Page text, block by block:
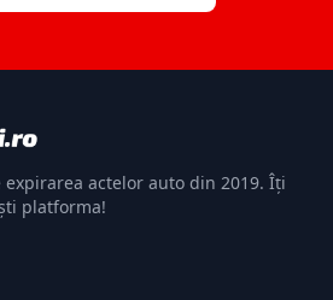
actelor auto din 2019. Îți
platforma!